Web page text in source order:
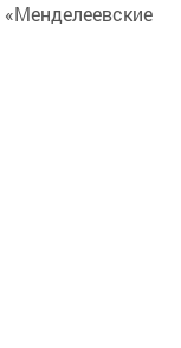
«Менделеевские